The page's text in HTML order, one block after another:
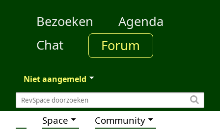
Bezoeken
Agenda
Chat
Forum
Niet aangemeld
Space Community